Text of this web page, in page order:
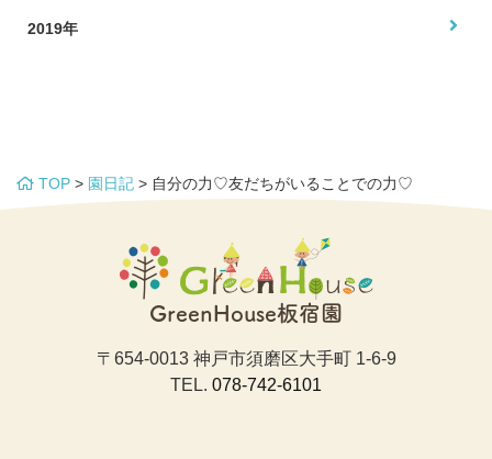
2019年
TOP > 園日記 > 自分の力♡友だちがいることでの力♡
GreenHouse板宿園
〒654-0013 神戸市須磨区大手町 1-6-9
TEL. 078-742-6101